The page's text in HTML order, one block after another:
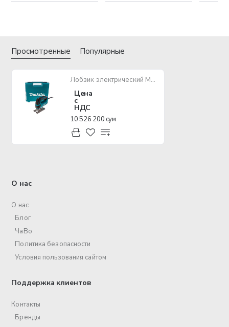
Просмотренные Популярные
Лобзик электрический MAKITA 4350FCT 720W + КЕЙС
Цена
с
НДС
10 526 200 сум
О нас
О нас
Блог
ЧаВо
Политика безопасности
Условия пользования сайтом
Поддержка клиентов
Контакты
Бренды